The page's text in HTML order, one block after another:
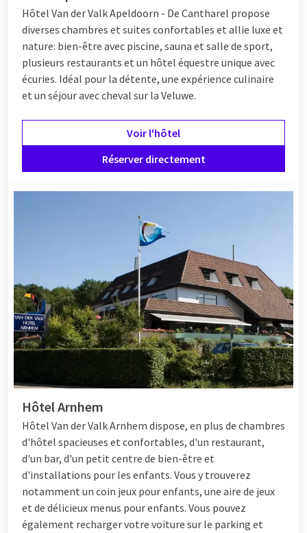
Hôtel Van der Valk Apeldoorn - De Cantharel propose
diverses chambres et suites confortables et allie luxe et
nature: bien-être avec piscine, sauna et salle de sport,
plusieurs restaurants et un hôtel équestre unique avec
écuries. Idéal pour la détente, une expérience culinaire
et un séjour avec cheval sur la Veluwe.
Voir l'hôtel
Réserver directement
Hôtel Arnhem
Hôtel Van der Valk Arnhem dispose, en plus de chambres
d'hôtel spacieuses et confortables, d'un restaurant,
d'un bar, d'un petit centre de bien-être et
d'installations pour les enfants. Vous y trouverez
notamment un coin jeux pour enfants, une aire de jeux
et de délicieux menus pour enfants. Vous pouvez
également recharger votre voiture sur le parking et